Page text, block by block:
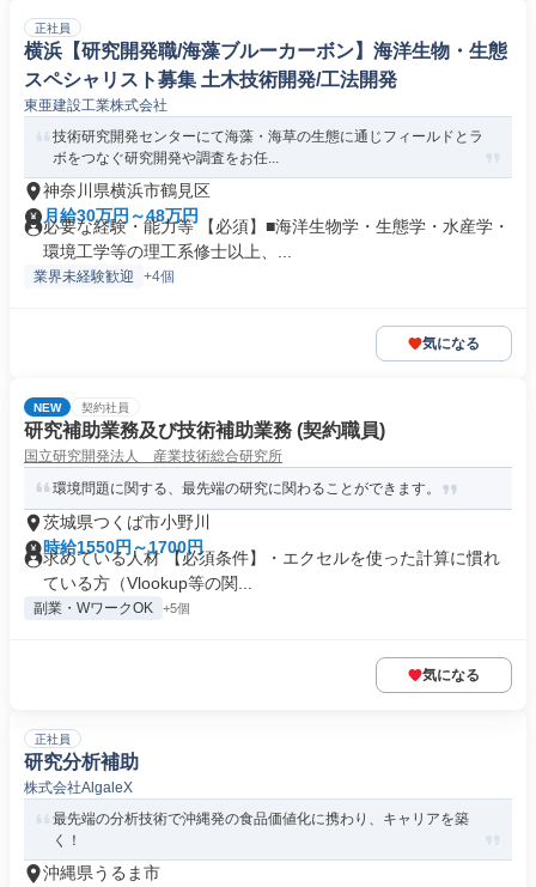
正社員
横浜【研究開発職/海藻ブルーカーボン】海洋生物・生態
スペシャリスト募集 土木技術開発/工法開発
東亜建設工業株式会社
技術研究開発センターにて海藻・海草の生態に通じフィールドとラ
ボをつなぐ研究開発や調査をお任...
神奈川県横浜市鶴見区
月給30万円～48万円
必要な経験・能力等 【必須】■海洋生物学・生態学・水産学・
環境工学等の理工系修士以上、...
業界未経験歓迎 +4個
気になる
NEW 契約社員
研究補助業務及び技術補助業務 (契約職員)
国立研究開発法人 産業技術総合研究所
環境問題に関する、最先端の研究に関わることができます。
茨城県つくば市小野川
時給1550円～1700円
求めている人材 【必須条件】・エクセルを使った計算に慣れ
ている方（Vlookup等の関...
副業・WワークOK +5個
気になる
正社員
研究分析補助
株式会社AlgaleX
最先端の分析技術で沖縄発の食品価値化に携わり、キャリアを築
く！
沖縄県うるま市